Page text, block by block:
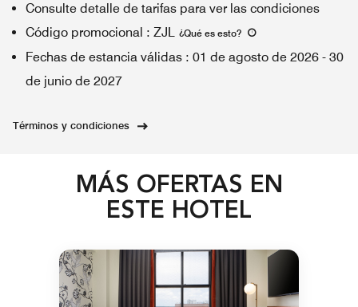
Consulte detalle de tarifas para ver las condiciones
Código promocional : ZJL ¿Qué es esto?
Fechas de estancia válidas : 01 de agosto de 2026 - 30
de junio de 2027
Términos y condiciones
MÁS OFERTAS EN
ESTE HOTEL